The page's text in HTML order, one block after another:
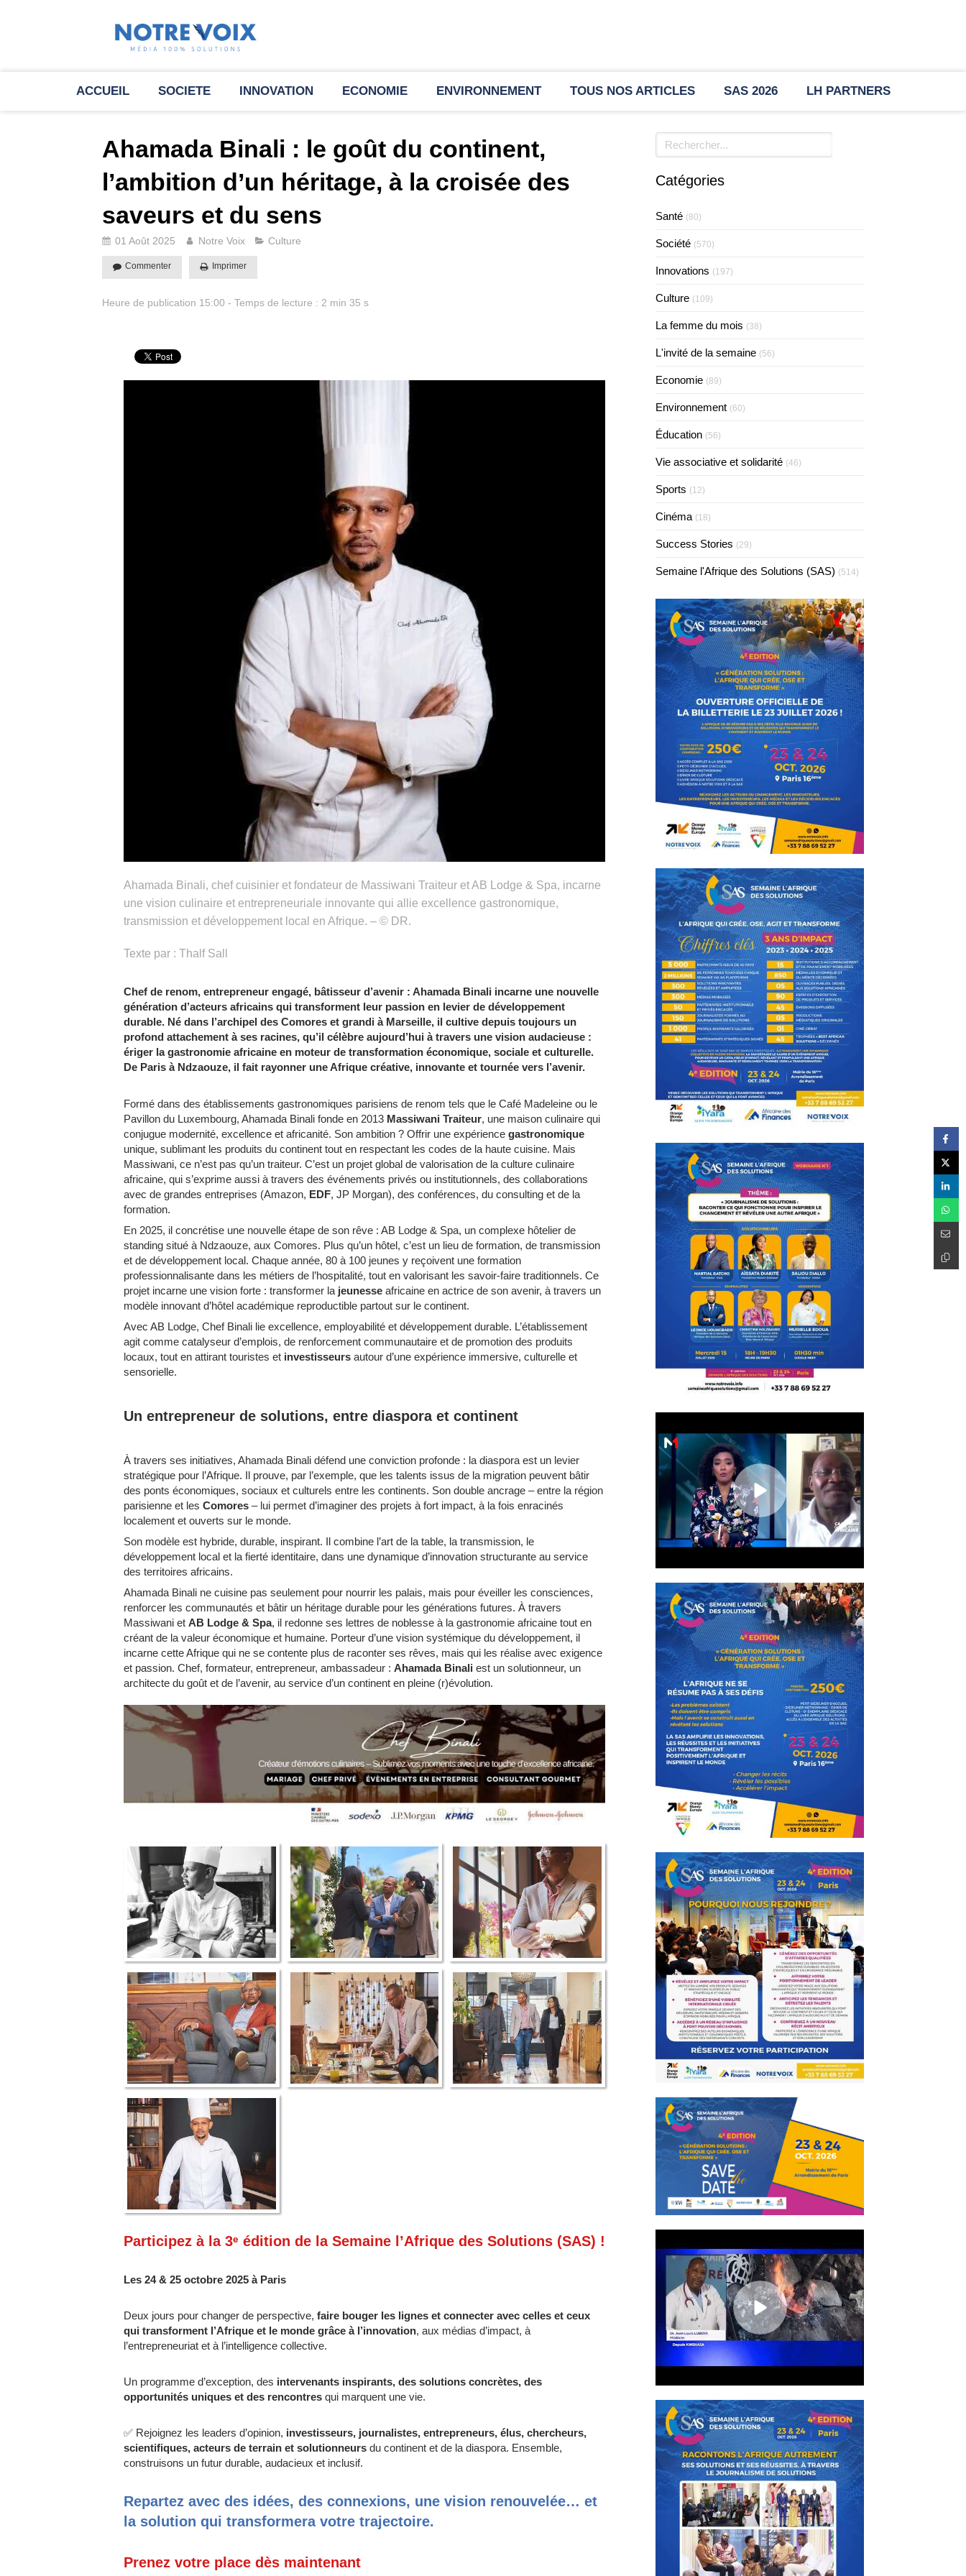
ACCUEIL SOCIETE INNOVATION ECONOMIE ENVIRONNEMENT TOUS NOS ARTICLES SAS 2026 LH PARTNERS
Ahamada Binali : le goût du continent,
l’ambition d’un héritage, à la croisée des
saveurs et du sens
01 Août 2025 Notre Voix Culture
Commenter Imprimer
Heure de publication 15:00 - Temps de lecture : 2 min 35 s
Ahamada Binali, chef cuisinier et fondateur de Massiwani Traiteur et AB Lodge & Spa, incarne
une vision culinaire et entrepreneuriale innovante qui allie excellence gastronomique,
transmission et développement local en Afrique. – © DR.
Texte par : Thalf Sall
Chef de renom, entrepreneur engagé, bâtisseur d’avenir : Ahamada Binali incarne une nouvelle
génération d’acteurs africains qui transforment leur passion en levier de développement
durable. Né dans l’archipel des Comores et grandi à Marseille, il cultive depuis toujours un
profond attachement à ses racines, qu’il célèbre aujourd’hui à travers une vision audacieuse :
ériger la gastronomie africaine en moteur de transformation économique, sociale et culturelle.
De Paris à Ndzaouze, il fait rayonner une Afrique créative, innovante et tournée vers l’avenir.
Formé dans des établissements gastronomiques parisiens de renom tels que le Café Madeleine ou le
Pavillon du Luxembourg, Ahamada Binali fonde en 2013 Massiwani Traiteur, une maison culinaire qui
conjugue modernité, excellence et africanité. Son ambition ? Offrir une expérience gastronomique
unique, sublimant les produits du continent tout en respectant les codes de la haute cuisine. Mais
Massiwani, ce n’est pas qu’un traiteur. C’est un projet global de valorisation de la culture culinaire
africaine, qui s’exprime aussi à travers des événements privés ou institutionnels, des collaborations
avec de grandes entreprises (Amazon, EDF, JP Morgan), des conférences, du consulting et de la
formation.
En 2025, il concrétise une nouvelle étape de son rêve : AB Lodge & Spa, un complexe hôtelier de
standing situé à Ndzaouze, aux Comores. Plus qu’un hôtel, c’est un lieu de formation, de transmission
et de développement local. Chaque année, 80 à 100 jeunes y reçoivent une formation
professionnalisante dans les métiers de l’hospitalité, tout en valorisant les savoir-faire traditionnels. Ce
projet incarne une vision forte : transformer la jeunesse africaine en actrice de son avenir, à travers un
modèle innovant d’hôtel académique reproductible partout sur le continent.
Avec AB Lodge, Chef Binali lie excellence, employabilité et développement durable. L’établissement
agit comme catalyseur d’emplois, de renforcement communautaire et de promotion des produits
locaux, tout en attirant touristes et investisseurs autour d’une expérience immersive, culturelle et
sensorielle.
Un entrepreneur de solutions, entre diaspora et continent
À travers ses initiatives, Ahamada Binali défend une conviction profonde : la diaspora est un levier
stratégique pour l’Afrique. Il prouve, par l’exemple, que les talents issus de la migration peuvent bâtir
des ponts économiques, sociaux et culturels entre les continents. Son double ancrage – entre la région
parisienne et les Comores – lui permet d’imaginer des projets à fort impact, à la fois enracinés
localement et ouverts sur le monde.
Son modèle est hybride, durable, inspirant. Il combine l’art de la table, la transmission, le
développement local et la fierté identitaire, dans une dynamique d’innovation structurante au service
des territoires africains.
Ahamada Binali ne cuisine pas seulement pour nourrir les palais, mais pour éveiller les consciences,
renforcer les communautés et bâtir un héritage durable pour les générations futures. À travers
Massiwani et AB Lodge & Spa, il redonne ses lettres de noblesse à la gastronomie africaine tout en
créant de la valeur économique et humaine. Porteur d’une vision systémique du développement, il
incarne cette Afrique qui ne se contente plus de raconter ses rêves, mais qui les réalise avec exigence
et passion. Chef, formateur, entrepreneur, ambassadeur : Ahamada Binali est un solutionneur, un
architecte du goût et de l’avenir, au service d’un continent en pleine (r)évolution.
Participez à la 3ᵉ édition de la Semaine l’Afrique des Solutions (SAS) !
Les 24 & 25 octobre 2025 à Paris
Deux jours pour changer de perspective, faire bouger les lignes et connecter avec celles et ceux
qui transforment l’Afrique et le monde grâce à l’innovation, aux médias d’impact, à
l’entrepreneuriat et à l’intelligence collective.
Un programme d’exception, des intervenants inspirants, des solutions concrètes, des
opportunités uniques et des rencontres qui marquent une vie.
✅ Rejoignez les leaders d’opinion, investisseurs, journalistes, entrepreneurs, élus, chercheurs,
scientifiques, acteurs de terrain et solutionneurs du continent et de la diaspora. Ensemble,
construisons un futur durable, audacieux et inclusif.
Repartez avec des idées, des connexions, une vision renouvelée… et
la solution qui transformera votre trajectoire.
Prenez votre place dès maintenant
Rechercher
Catégories
Santé (80)
Société (570)
Innovations (197)
Culture (109)
La femme du mois (38)
L'invité de la semaine (56)
Economie (89)
Environnement (60)
Éducation (56)
Vie associative et solidarité (46)
Sports (12)
Cinéma (18)
Success Stories (29)
Semaine l'Afrique des Solutions (SAS) (514)